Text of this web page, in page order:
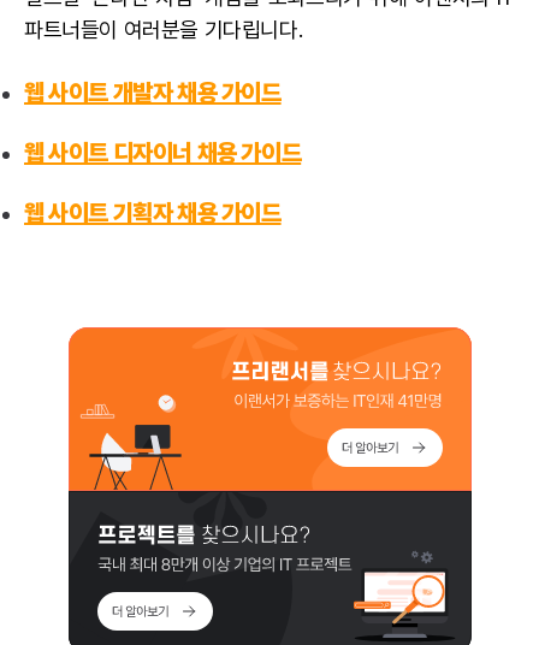
파트너들이 여러분을 기다립니다.
웹 사이트 개발자 채용 가이드
웹 사이트 디자이너 채용 가이드
웹 사이트 기획자 채용 가이드